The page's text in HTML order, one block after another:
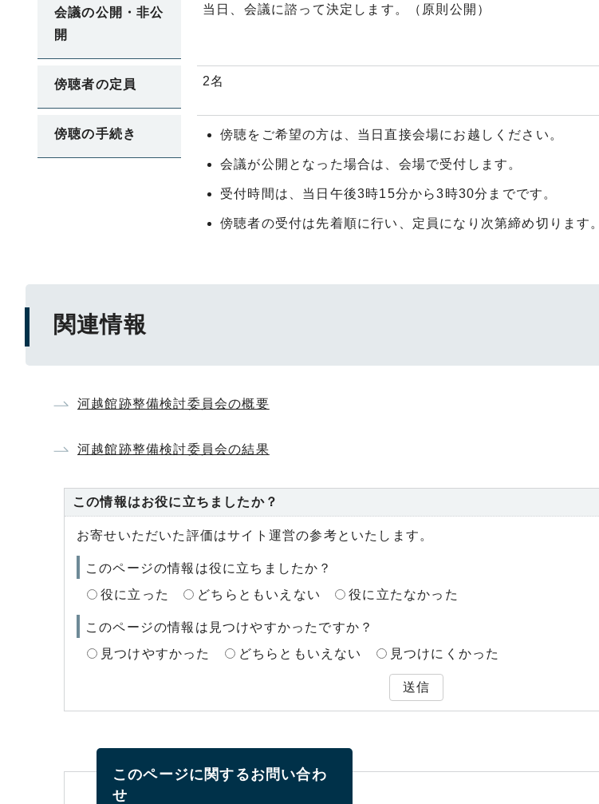
会議の公開・非公
開
当日、会議に諮って決定します。（原則公開）
傍聴者の定員 2名
傍聴の手続き 傍聴をご希望の方は、当日直接会場にお越しください。
会議が公開となった場合は、会場で受付します。
受付時間は、当日午後3時15分から3時30分までです。
傍聴者の受付は先着順に行い、定員になり次第締め切ります。
関連情報
河越館跡整備検討委員会の概要
河越館跡整備検討委員会の結果
この情報はお役に立ちましたか？
お寄せいただいた評価はサイト運営の参考といたします。
このページの情報は役に立ちましたか？
役に立った
どちらともいえない 役に立たなかった
このページの情報は見つけやすかったですか？
見つけやすかった
どちらともいえない 見つけにくかった
送信
このページに関するお問い合わ
せ